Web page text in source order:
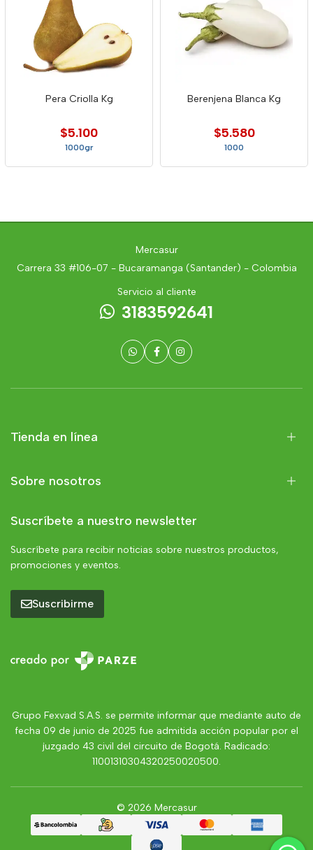
Pera Criolla Kg
$5.100
1000gr
Berenjena Blanca Kg
$5.580
1000
Mercasur
Carrera 33 #106-07 - Bucaramanga (Santander) - Colombia
Servicio al cliente
3183592641
Tienda en línea
Sobre nosotros
Suscríbete a nuestro newsletter
Suscríbete para recibir noticias sobre nuestros productos,
promociones y eventos.
Suscribirme
Grupo Fexvad S.A.S. se permite informar que mediante auto de
fecha 09 de junio de 2025 fue admitida acción popular por el
juzgado 43 civil del circuito de Bogotá. Radicado:
11001310304320250020500.
© 2026 Mercasur